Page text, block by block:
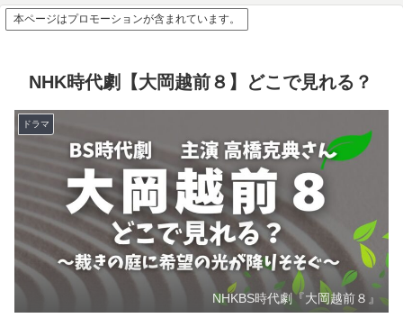
本ページはプロモーションが含まれています。
NHK時代劇【大岡越前８】どこで見れる？
ドラマ
NHKBS時代劇『大岡越前８』